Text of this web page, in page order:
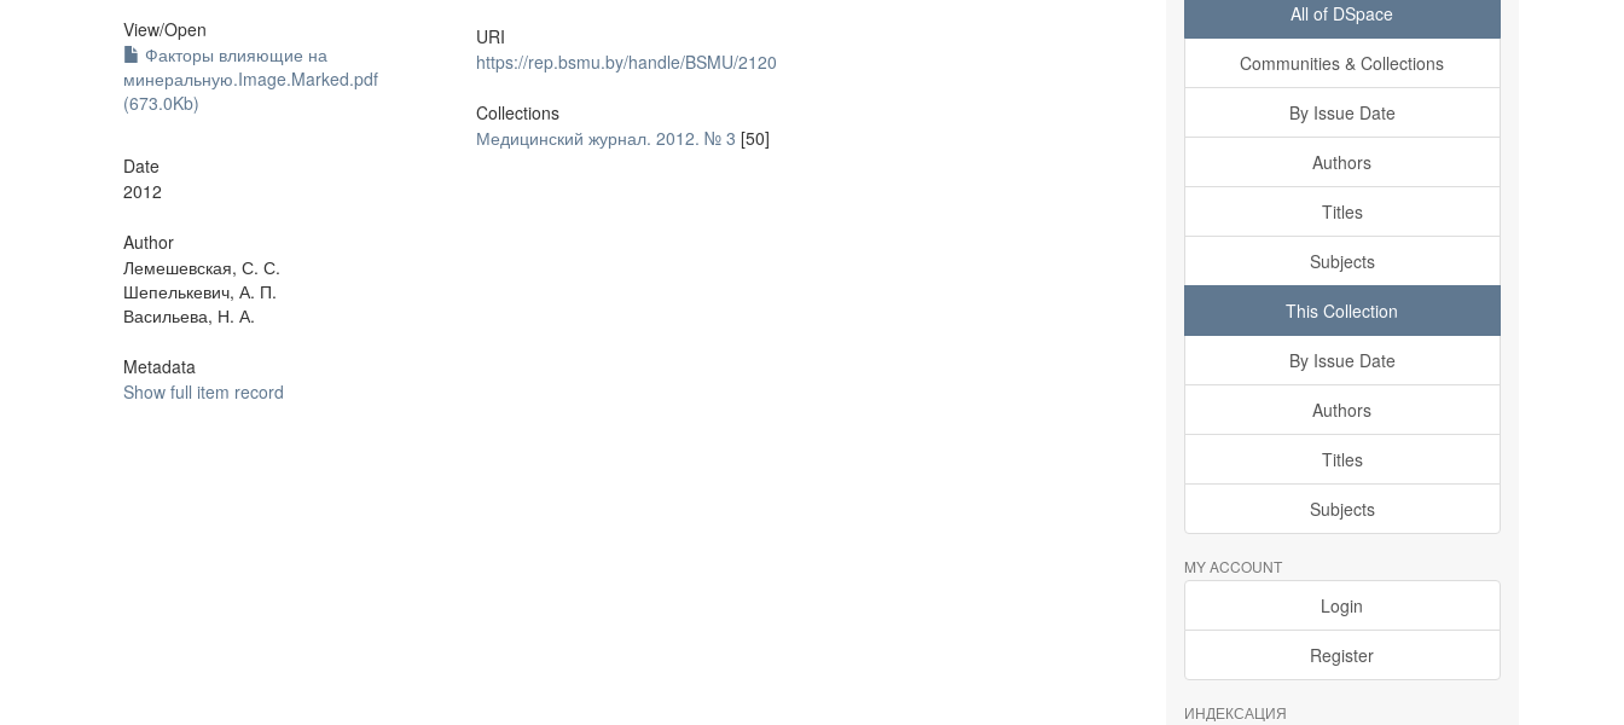
View/Open
Факторы влияющие на
минеральную.Image.Marked.pdf
(673.0Kb)
Date
2012
Author
Лемешевская, С. С.
Шепелькевич, А. П.
Васильева, Н. А.
Metadata
Show full item record
URI
https://rep.bsmu.by/handle/BSMU/2120
Collections
Медицинский журнал. 2012. № 3 [50]
All of DSpace
Communities & Collections
By Issue Date
Authors
Titles
Subjects
This Collection
By Issue Date
Authors
Titles
Subjects
MY ACCOUNT
Login
Register
ИНДЕКСАЦИЯ